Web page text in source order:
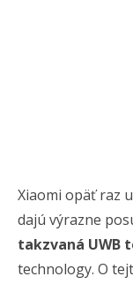
Xiaomi opäť raz
dajú výrazne
takzvaná UWB
technology. O